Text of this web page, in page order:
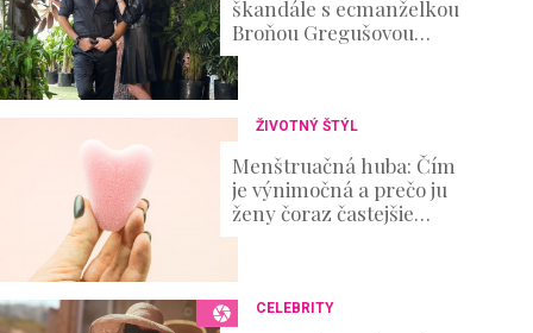
škandále s ecmanželkou
Broňou Gregušovou
prvýkrát prehovoril:
Existenčné problémy
ŽIVOTNÝ ŠTÝL
Menštruačná huba: Čím
je výnimočná a prečo ju
ženy čoraz častejšie
skúšajú?
CELEBRITY